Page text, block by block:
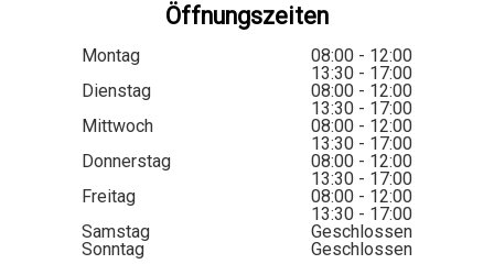
Öffnungszeiten
Montag
08:00 - 12:00
13:30 - 17:00
Dienstag
08:00 - 12:00
13:30 - 17:00
Mittwoch
08:00 - 12:00
13:30 - 17:00
Donnerstag
08:00 - 12:00
13:30 - 17:00
Freitag
08:00 - 12:00
13:30 - 17:00
Samstag
Geschlossen
Sonntag
Geschlossen